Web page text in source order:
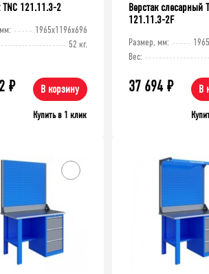
TNC 121.11.3-2
1965x1196x696
52 кг.
₽ В корзину
Купить в 1 клик
Верстак слесарный
121.11.3-2F
Размер, мм:
Вес:
37 694 ₽ В